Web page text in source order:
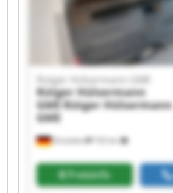
Dinslaken 720 km
Rütger Hülsermann GME
Rütger Hülsermann
GME Rütger Hülsermann
GME
Preisinfo